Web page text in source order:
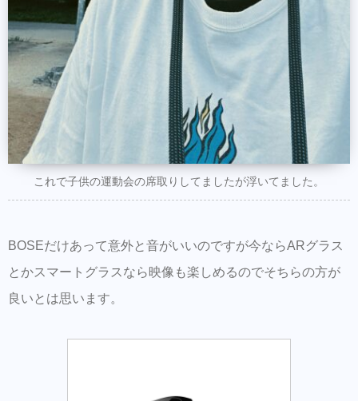
これで子供の運動会の席取りしてましたが浮いてました。
BOSEだけあって意外と音がいいのですが今ならARグラス
とかスマートグラスなら映像も楽しめるのでそちらの方が
良いとは思います。